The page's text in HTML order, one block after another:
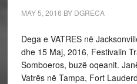
MAY 5, 2016 BY DGRECA
Dega e VATRES në
dhe 15 Maj, 2016, Festivalin
Somboeros, buzë oqeanit.
Vatrës në Tampa, Fort